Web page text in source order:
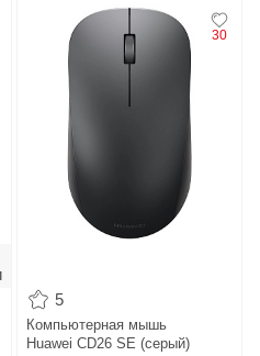
30
5
Компьютерная мышь
Huawei CD26 SE (серый)